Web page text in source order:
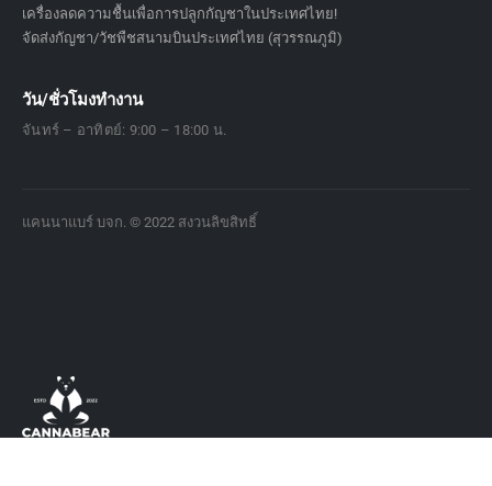
เครื่องลดความชื้นเพื่อการปลูกกัญชาในประเทศไทย!
จัดส่งกัญชา/วัชพืชสนามบินประเทศไทย (สุวรรณภูมิ)
วัน/ชั่วโมงทำงาน
จันทร์ – อาทิตย์: 9:00 – 18:00 น.
แคนนาแบร์ บจก. © 2022 สงวนลิขสิทธิ์